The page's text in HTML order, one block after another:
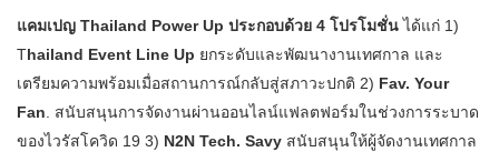
แคมเปญ Thailand Power Up ประกอบด้วย 4 โปรโมชั่นได้แก่ 1)
Thailand Event Line Up ยกระดับและพัฒนางานเทศกาล และ
เตรียมความพร้อมเมื่อสถานการณ์กลับสู่สภาวะปกติ 2) Fav. Your
Fan . สนับสนุนการจัดงานผ่านออนไลน์แฟลตฟอร์มในช่วงการระบาด
ของไวรัสโควิด 19 3) N2N Tech. Savy สนับสนุนให้ผู้จัดงานเทศกาล